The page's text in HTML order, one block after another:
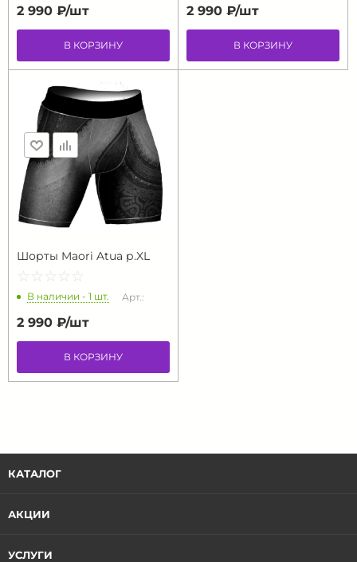
2 990 ₽/шт
В КОРЗИНУ
2 990 ₽/шт
В КОРЗИНУ
Шорты Maori Atua р.XL
☆ ☆ ☆ ☆ ☆
★ ★ ★ ★ ★
В наличии - 1 шт. Арт.:
2 990 ₽/шт
В КОРЗИНУ
КАТАЛОГ
АКЦИИ
УСЛУГИ